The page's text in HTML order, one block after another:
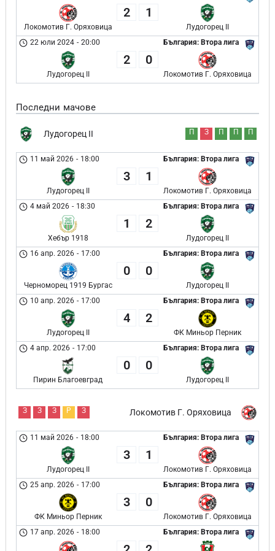
Локомотив Г. Оряховица
2 1
Лудогорец II
България: Втора лига
22 юли 2024 - 20:00
Лудогорец II
2 0
Локомотив Г. Оряховица
Последни мачове
Лудогорец II П З П П П
България: Втора лига
11 май 2026 - 18:00
Лудогорец II
3 1
Локомотив Г. Оряховица
България: Втора лига
4 май 2026 - 18:30
Хебър 1918
1 2
Лудогорец II
България: Втора лига
16 апр. 2026 - 17:00
Черноморец 1919 Бургас
0 0
Лудогорец II
България: Втора лига
10 апр. 2026 - 17:00
Лудогорец II
4 2
ФК Миньор Перник
България: Втора лига
4 апр. 2026 - 17:00
Пирин Благоевград
0 0
Лудогорец II
Локомотив Г. Оряховица
З З З Р З
България: Втора лига
11 май 2026 - 18:00
Лудогорец II
3 1
Локомотив Г. Оряховица
България: Втора лига
25 апр. 2026 - 17:00
ФК Миньор Перник
3 0
Локомотив Г. Оряховица
България: Втора лига
17 апр. 2026 - 18:00